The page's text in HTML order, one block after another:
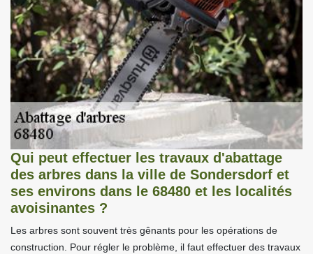
Qui peut effectuer les travaux d'abattage
des arbres dans la ville de Sondersdorf et
ses environs dans le 68480 et les localités
avoisinantes ?
Les arbres sont souvent très gênants pour les opérations de
construction. Pour régler le problème, il faut effectuer des travaux